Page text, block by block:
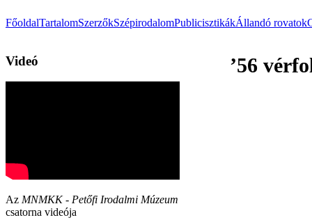
FőoldalTartalomSzerzőkSzépirodalomPublicisztikákÁllandó rovatok
Videó
Az MNMKK - Petőfi Irodalmi Múzeum
csatorna videója
’56